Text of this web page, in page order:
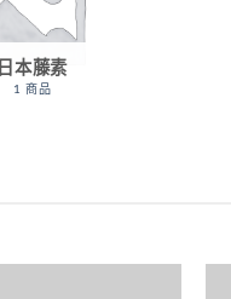
日本藤素
1 商品